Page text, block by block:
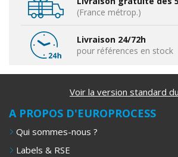
(France métrop.)
Livraison 24/72h
pour références en stock
Voir la version standard
A PROPOS D'EUROPROCESS
Qui sommes-nous ?
Labels & RSE